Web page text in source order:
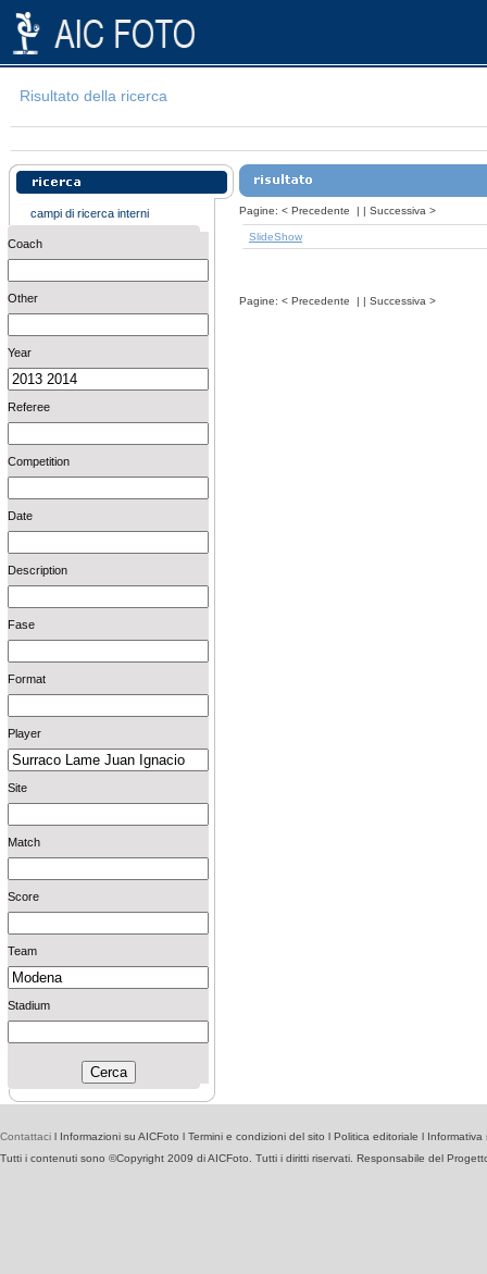
Risultato della ricerca
campi di ricerca interni
Coach
Other
Year
Referee
Competition
Date
Description
Fase
Format
Player
Site
Match
Score
Team
Stadium
Pagine: < Precedente | | Successiva >
SlideShow
Pagine: < Precedente | | Successiva >
Contattaci l Informazioni su AICFoto l Termini e condizioni del sito l Politica editoriale l Informativa
Tutti i contenuti sono ©Copyright 2009 di AICFoto. Tutti i diritti riservati. Responsabile del